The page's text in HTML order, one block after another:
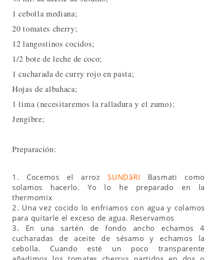
1 cebolla mediana;
20 tomates cherry;
12 langostinos cocidos;
1/2 bote de leche de coco;
1 cucharada de curry rojo en pasta;
Hojas de albahaca;
1 lima (necesitaremos la ralladura y el zumo);
Jengibre;
Preparación:
1. Cocemos el arrozSUNDãRI Basmati como
solamos hacerlo. Yo lo he preparado en la
thermomix
2. Una vez cocido lo enfriamos con agua y colamos
para quitarle el exceso de agua. Reservamos
3. En una sartén de fondo ancho echamos 4
cucharadas de aceite de sésamo y echamos la
cebolla. Cuando esté un poco transparente